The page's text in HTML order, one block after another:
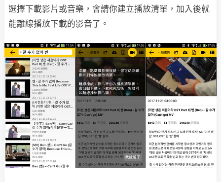
選擇下載影片或音樂，會請你建立播放清單，加入後就
能離線播放下載的影音了。